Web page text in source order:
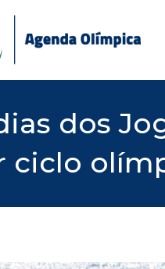
dos
ciclo